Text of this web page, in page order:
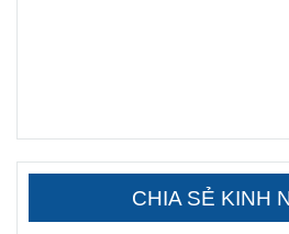
CHIA SẺ KINH